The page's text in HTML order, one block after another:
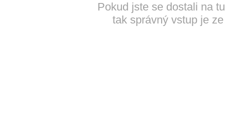
Pokud jste se dostali na
tak správný vstup je